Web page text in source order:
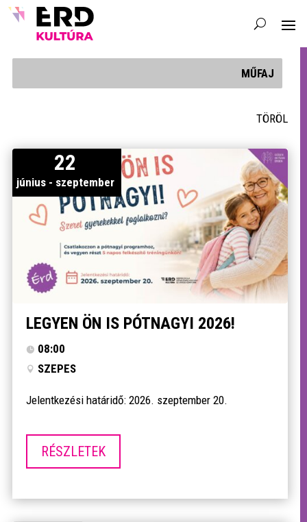
MŰFAJ
TÖRÖL
22
június - szeptember
LEGYEN ÖN IS PÓTNAGYI 2026!
08:00
SZEPES
Jelentkezési határidő: 2026. szeptember 20.
RÉSZLETEK